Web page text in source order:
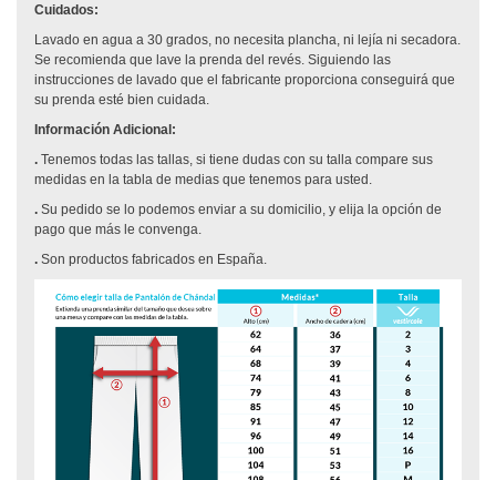
Cuidados:
Lavado en agua a 30 grados, no necesita plancha, ni lejía ni secadora.
Se recomienda que lave la prenda del revés. Siguiendo las
instrucciones de lavado que el fabricante proporciona conseguirá que
su prenda esté bien cuidada.
Información Adicional:
.Tenemos todas las tallas, si tiene dudas con su talla compare sus
medidas en la tabla de medias que tenemos para usted.
.Su pedido se lo podemos enviar a su domicilio, y elija la opción de
pago que más le convenga.
.Son productos fabricados en España.